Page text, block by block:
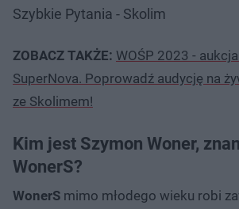
Szybkie Pytania - Skolim
ZOBACZ TAKŻE: WOŚP 2023 -
SuperNova. Poprowadź audycję na
ze Skolimem!
Kim jest Szymon Woner,
WonerS?
WonerS mimo młodego wieku robi